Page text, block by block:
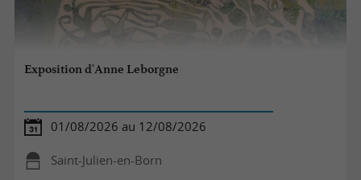
Exposition d'Anne Leborgne
01/08/2026 au 12/08/2026
Saint-Julien-en-Born